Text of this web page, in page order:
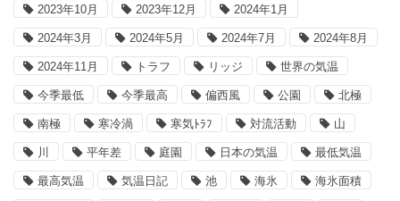
2023年10月 2023年12月 2024年1月
2024年3月 2024年5月 2024年7月 2024年8月
2024年11月 トラフ リッジ 世界の気温
今季最低 今季最高 偏西風 公園 北極
南極 寒冷渦 寒気ﾄﾗﾌ 対流活動 山
川 平年差 庭園 日本の気温 最低気温
最高気温 気温日記 池 海氷 海氷面積